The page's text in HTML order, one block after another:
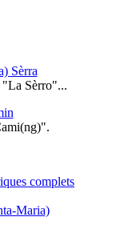
Sèrra
Sèrro"...
complets
Maria)